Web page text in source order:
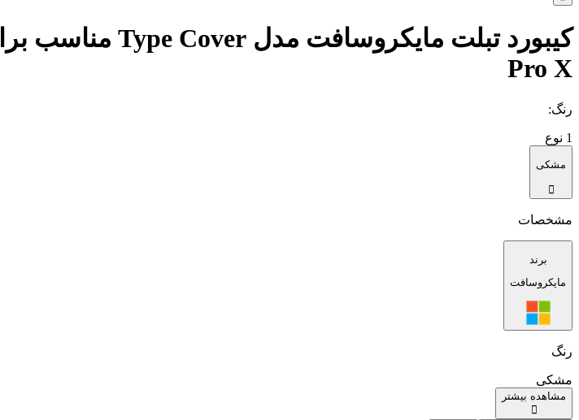
Pro X
رنگ:
1 نوع
مشکی
مشخصات
برند
مایکروسافت
رنگ
مشکی
مشاهده بیشتر